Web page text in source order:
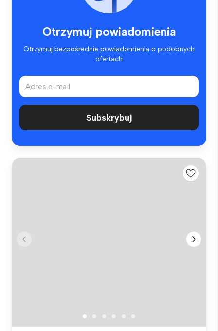
Otrzymuj powiadomienia
Otrzymuj bezpośrednie powiadomienia o podobnych
ofertach
Subskrybuj